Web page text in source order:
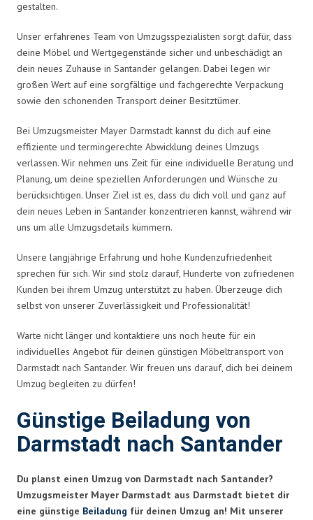
gestalten.
Unser erfahrenes Team von Umzugsspezialisten sorgt dafür, dass
deine Möbel und Wertgegenstände sicher und unbeschädigt an
dein neues Zuhause in Santander gelangen. Dabei legen wir
großen Wert auf eine sorgfältige und fachgerechte Verpackung
sowie den schonenden Transport deiner Besitztümer.
Bei Umzugsmeister Mayer Darmstadt kannst du dich auf eine
effiziente und termingerechte Abwicklung deines Umzugs
verlassen. Wir nehmen uns Zeit für eine individuelle Beratung und
Planung, um deine speziellen Anforderungen und Wünsche zu
berücksichtigen. Unser Ziel ist es, dass du dich voll und ganz auf
dein neues Leben in Santander konzentrieren kannst, während wir
uns um alle Umzugsdetails kümmern.
Unsere langjährige Erfahrung und hohe Kundenzufriedenheit
sprechen für sich. Wir sind stolz darauf, Hunderte von zufriedenen
Kunden bei ihrem Umzug unterstützt zu haben. Überzeuge dich
selbst von unserer Zuverlässigkeit und Professionalität!
Warte nicht länger und kontaktiere uns noch heute für ein
individuelles Angebot für deinen günstigen Möbeltransport von
Darmstadt nach Santander. Wir freuen uns darauf, dich bei deinem
Umzug begleiten zu dürfen!
Günstige Beiladung von
Darmstadt nach Santander
Du planst einen Umzug von Darmstadt nach Santander?
Umzugsmeister Mayer Darmstadt aus Darmstadt bietet dir
eine günstige Beiladung für deinen Umzug an! Mit unserer